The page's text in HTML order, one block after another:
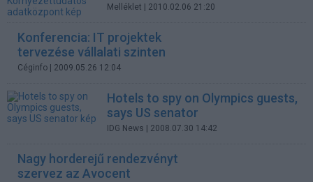
Melléklet | 2010.02.06 21:20
Konferencia: IT projektek
tervezése vállalati szinten
Céginfo | 2009.05.26 12:04
Hotels to spy on Olympics guests,
says US senator
IDG News | 2008.07.30 14:42
Nagy horderejű rendezvényt
szervez az Avocent